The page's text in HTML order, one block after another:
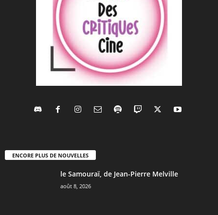
ENCORE PLUS DE NOUVELLES
le Samouraï, de Jean-Pierre Melville
août 8, 2026